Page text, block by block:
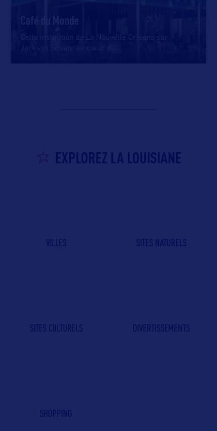
Café du Monde
Cette institution de La Nouvelle Orléans sur
Jackson Square au cœur du
EXPLOREZ LA LOUISIANE
VILLES SITES NATURELS
SITES CULTURELS DIVERTISSEMENTS
SHOPPING